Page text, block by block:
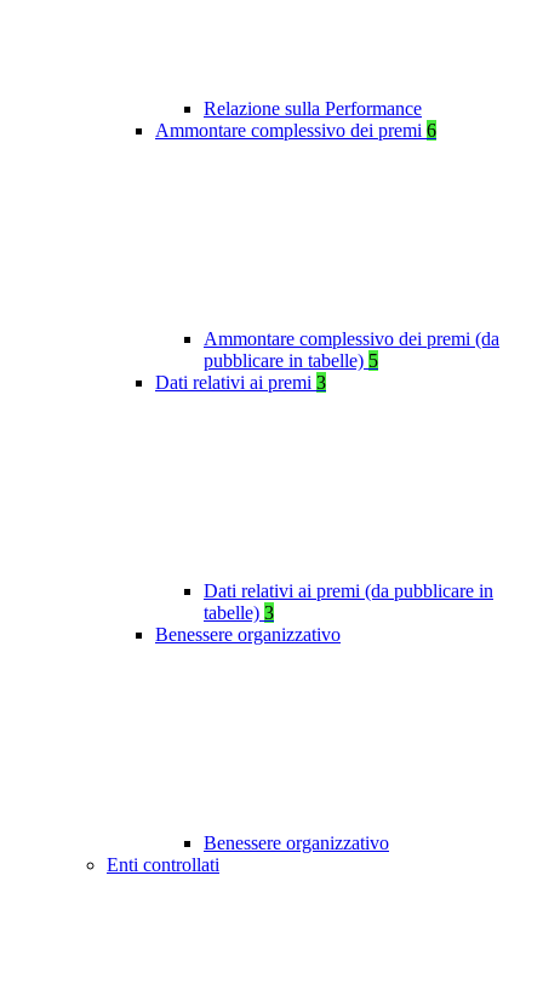
Relazione sulla Performance
Ammontare complessivo dei premi 6
Ammontare complessivo dei premi (da
pubblicare in tabelle) 5
Dati relativi ai premi 3
Dati relativi ai premi (da pubblicare in
tabelle) 3
Benessere organizzativo
Benessere organizzativo
Enti controllati